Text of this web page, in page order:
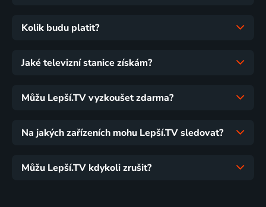
Kolik budu platit?
Jaké televizní stanice získám?
Můžu Lepší.TV vyzkoušet zdarma?
Na jakých zařízeních mohu Lepší.TV sledovat?
Můžu Lepší.TV kdykoli zrušit?